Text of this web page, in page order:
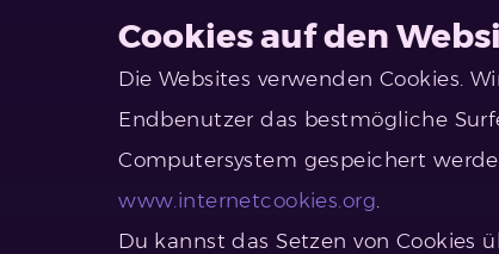
Cookies auf den
Die Websites verwenden Cookies.
Endbenutzer das bestmögliche
Computersystem gespeichert
www.internetcookies.org.
Du kannst das Setzen von Cookies